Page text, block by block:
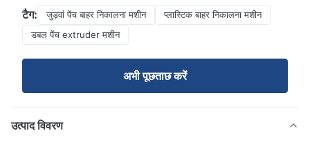
टैग: जुड़वां पेंच बाहर निकालना मशीन
प्लास्टिक बाहर निकालना मशीन
डबल पेंच extruder मशीन
अभी पूछताछ करें
उत्पाद विवरण